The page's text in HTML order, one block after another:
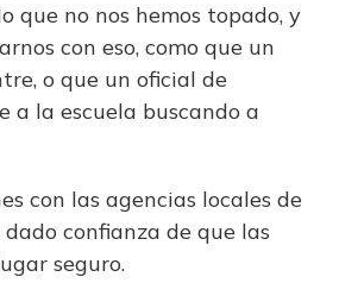
que no nos hemos topado, y
con eso, como que un
o que un oficial de
a la escuela buscando a
con las agencias locales de
confianza de que las
seguro.